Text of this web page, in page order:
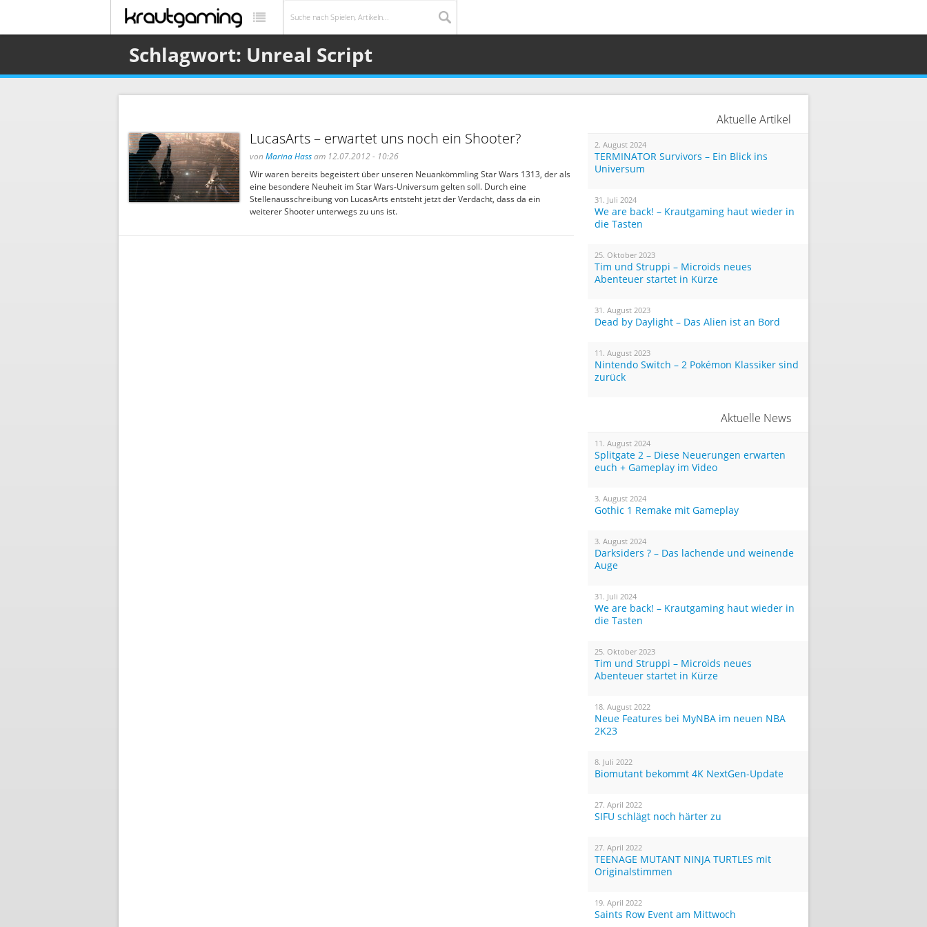
Schlagwort: Unreal Script
LucasArts – erwartet uns noch ein Shooter?
von Marina Hassam 12.07.2012 - 10:26
Wir waren bereits begeistert über unseren Neuankömmling Star Wars 1313, der als
eine besondere Neuheit im Star Wars-Universum gelten soll. Durch eine
Stellenausschreibung von LucasArts entsteht jetzt der Verdacht, dass da ein
weiterer Shooter unterwegs zu uns ist.
Aktuelle Artikel
2. August 2024
TERMINATOR Survivors – Ein Blick ins
Universum
31. Juli 2024
We are back! – Krautgaming haut wieder in
die Tasten
25. Oktober 2023
Tim und Struppi – Microids neues
Abenteuer startet in Kürze
31. August 2023
Dead by Daylight – Das Alien ist an Bord
11. August 2023
Nintendo Switch – 2 Pokémon Klassiker sind
zurück
Aktuelle News
11. August 2024
Splitgate 2 – Diese Neuerungen erwarten
euch + Gameplay im Video
3. August 2024
Gothic 1 Remake mit Gameplay
3. August 2024
Darksiders ? – Das lachende und weinende
Auge
31. Juli 2024
We are back! – Krautgaming haut wieder in
die Tasten
25. Oktober 2023
Tim und Struppi – Microids neues
Abenteuer startet in Kürze
18. August 2022
Neue Features bei MyNBA im neuen NBA
2K23
8. Juli 2022
Biomutant bekommt 4K NextGen-Update
27. April 2022
SIFU schlägt noch härter zu
27. April 2022
TEENAGE MUTANT NINJA TURTLES mit
Originalstimmen
19. April 2022
Saints Row Event am Mittwoch